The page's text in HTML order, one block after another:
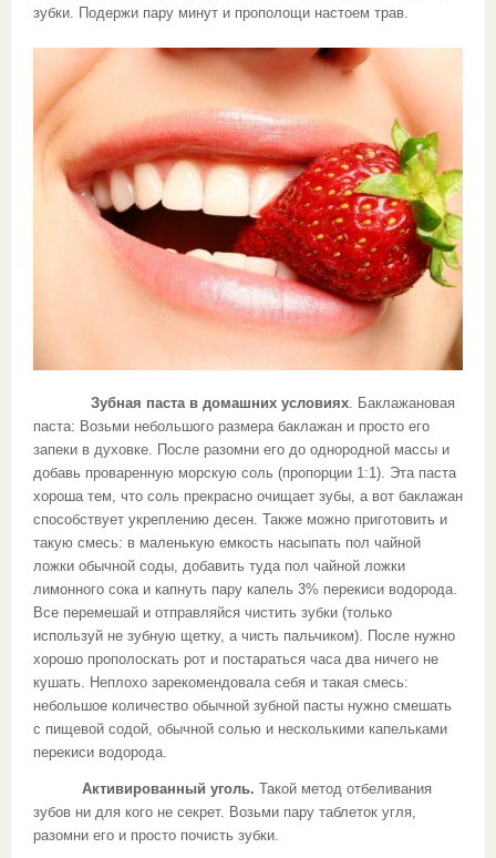
зубки. Подержи пару минут и прополощи настоем трав.
Зубная паста в домашних условиях. Баклажановая
паста: Возьми небольшого размера баклажан и просто его
запеки в духовке. После разомни его до однородной массы и
добавь проваренную морскую соль (пропорции 1:1). Эта паста
хороша тем, что соль прекрасно очищает зубы, а вот баклажан
способствует укреплению десен. Также можно приготовить и
такую смесь: в маленькую емкость насыпать пол чайной
ложки обычной соды, добавить туда пол чайной ложки
лимонного сока и капнуть пару капель 3% перекиси водорода.
Все перемешай и отправляйся чистить зубки (только
используй не зубную щетку, а чисть пальчиком). После нужно
хорошо прополоскать рот и постараться часа два ничего не
кушать. Неплохо зарекомендовала себя и такая смесь:
небольшое количество обычной зубной пасты нужно смешать
с пищевой содой, обычной солью и несколькими капельками
перекиси водорода.
Активированный уголь.
Такой метод отбеливания
зубов ни для кого не секрет. Возьми пару таблеток угля,
разомни его и просто почисть зубки.